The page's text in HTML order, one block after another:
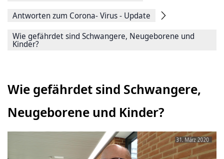
Antworten zum Corona- Virus - Update
Wie gefährdet sind Schwangere, Neugeborene und
Kinder?
Wie gefährdet sind Schwangere,
Neugeborene und Kinder?